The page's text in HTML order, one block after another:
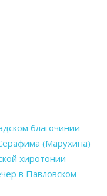
благочинии
(Марухина)
хиротонии
в Павловском